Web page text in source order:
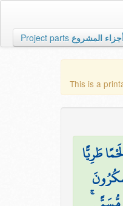
Project parts المشروع
This is a
طَرِيًّا